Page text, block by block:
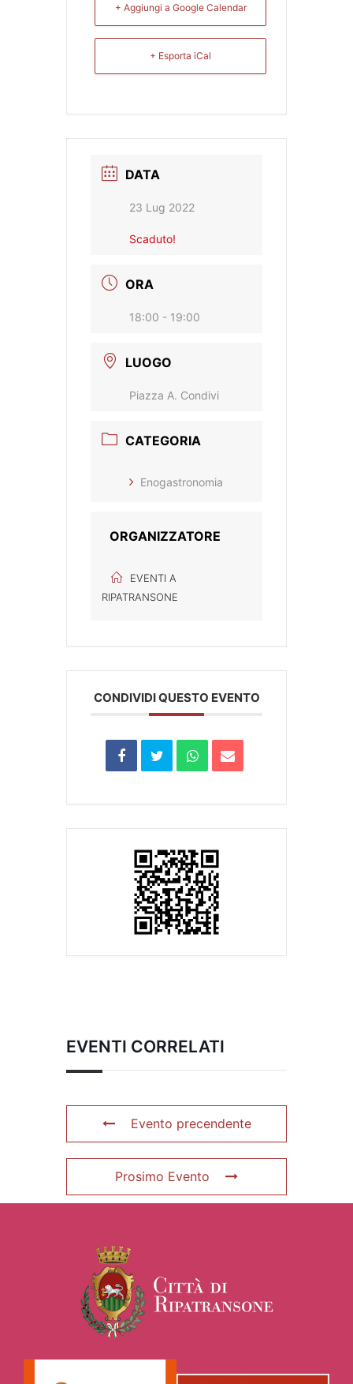
+ Aggiungi a Google Calendar
+ Esporta iCal
DATA
23 Lug 2022
Scaduto!
ORA
18:00 - 19:00
LUOGO
Piazza A. Condivi
CATEGORIA
Enogastronomia
ORGANIZZATORE
EVENTI A
RIPATRANSONE
CONDIVIDI QUESTO EVENTO
EVENTI CORRELATI
Evento precendente
Prosimo Evento